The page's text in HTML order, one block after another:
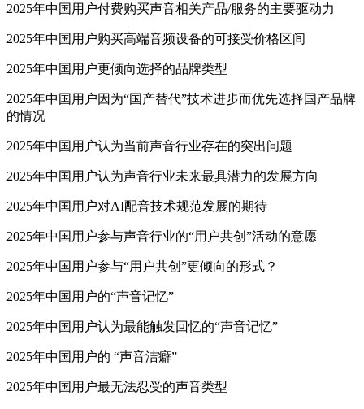
2025年中国用户付费购买声音相关产品/服务的主要驱动力
2025年中国用户购买高端音频设备的可接受价格区间
2025年中国用户更倾向选择的品牌类型
2025年中国用户因为“国产替代”技术进步而优先选择国产品牌
的情况
2025年中国用户认为当前声音行业存在的突出问题
2025年中国用户认为声音行业未来最具潜力的发展方向
2025年中国用户对AI配音技术规范发展的期待
2025年中国用户参与声音行业的“用户共创”活动的意愿
2025年中国用户参与“用户共创”更倾向的形式？
2025年中国用户的“声音记忆”
2025年中国用户认为最能触发回忆的“声音记忆”
2025年中国用户的 “声音洁癖”
2025年中国用户最无法忍受的声音类型